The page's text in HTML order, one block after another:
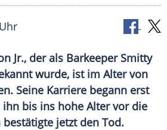
Jr., der als Barkeeper Smitty
wurde, ist im Alter von
Seine Karriere begann erst
bis ins hohe Alter vor die
bestätigte jetzt den Tod.